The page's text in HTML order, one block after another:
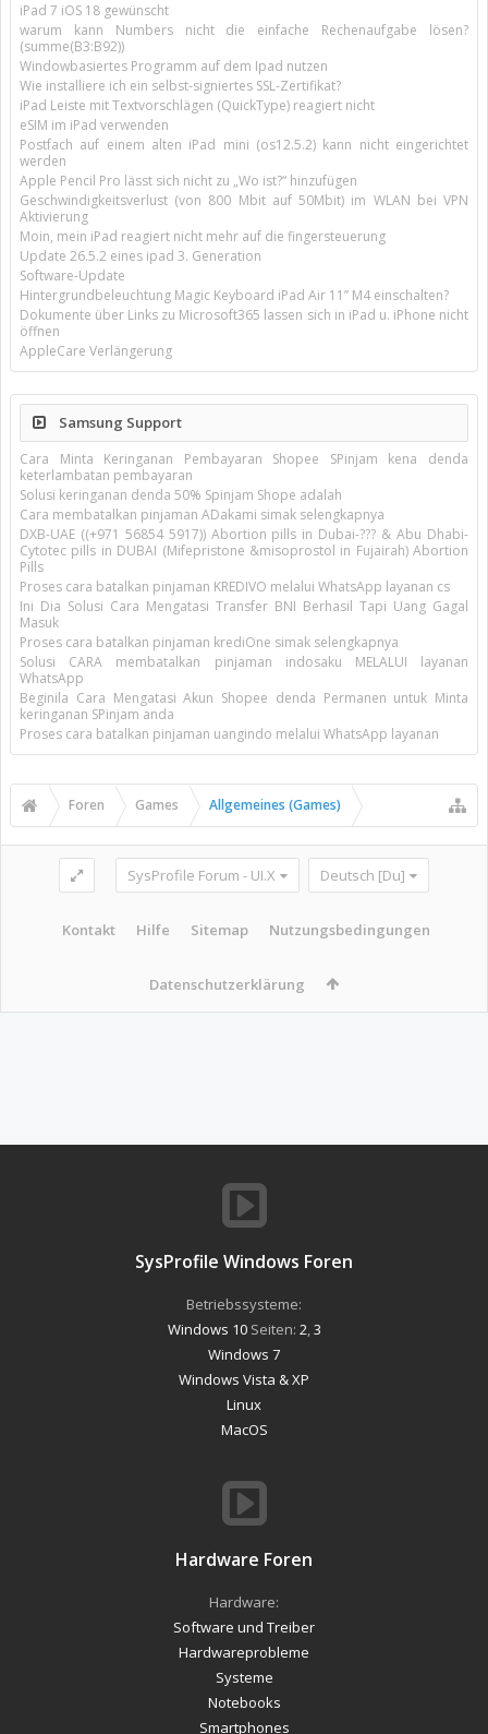
iPad 7 iOS 18 gewünscht
warum kann Numbers nicht die einfache Rechenaufgabe lösen?
(summe(B3:B92))
Windowbasiertes Programm auf dem Ipad nutzen
Wie installiere ich ein selbst-signiertes SSL-Zertifikat?
iPad Leiste mit Textvorschlägen (QuickType) reagiert nicht
eSIM im iPad verwenden
Postfach auf einem alten iPad mini (os12.5.2) kann nicht eingerichtet
werden
Apple Pencil Pro lässt sich nicht zu „Wo ist?“ hinzufügen
Geschwindigkeitsverlust (von 800 Mbit auf 50Mbit) im WLAN bei VPN
Aktivierung
Moin, mein iPad reagiert nicht mehr auf die fingersteuerung
Update 26.5.2 eines ipad 3. Generation
Software-Update
Hintergrundbeleuchtung Magic Keyboard iPad Air 11’’ M4 einschalten?
Dokumente über Links zu Microsoft365 lassen sich in iPad u. iPhone nicht
öffnen
AppleCare Verlängerung
Samsung Support
Cara Minta Keringanan Pembayaran Shopee SPinjam kena denda
keterlambatan pembayaran
Solusi keringanan denda 50% Spinjam Shope adalah
Cara membatalkan pinjaman ADakami simak selengkapnya
DXB-UAE ((+971 56854 5917)) Abortion pills in Dubai-??? & Abu Dhabi-
Cytotec pills in DUBAI (Mifepristone &misoprostol in Fujairah) Abortion
Pills
Proses cara batalkan pinjaman KREDIVO melalui WhatsApp layanan cs
Ini Dia Solusi Cara Mengatasi Transfer BNI Berhasil Tapi Uang Gagal
Masuk
Proses cara batalkan pinjaman krediOne simak selengkapnya
Solusi CARA membatalkan pinjaman indosaku MELALUI layanan
WhatsApp
Beginila Cara Mengatasi Akun Shopee denda Permanen untuk Minta
keringanan SPinjam anda
Proses cara batalkan pinjaman uangindo melalui WhatsApp layanan
Foren Games Allgemeines (Games)
SysProfile Forum - UI.X Deutsch [Du]
Kontakt Hilfe Sitemap Nutzungsbedingungen
Datenschutzerklärung
SysProfile Windows Foren
Betriebssysteme:
Windows 10Seiten: 2 3
Windows 7
Windows Vista & XP
Linux
MacOS
Hardware Foren
Hardware:
Software und Treiber
Hardwareprobleme
Systeme
Notebooks
Smartphones